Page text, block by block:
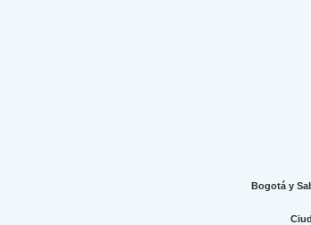
Bogotá y